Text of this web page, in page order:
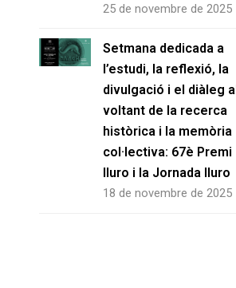
25 de novembre de 2025
Setmana dedicada a
l’estudi, la reflexió, la
divulgació i el diàleg al
voltant de la recerca
històrica i la memòria
col·lectiva: 67è Premi
Iluro i la Jornada Iluro
18 de novembre de 2025